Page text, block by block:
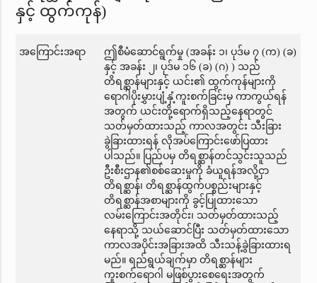
နှင့် ထွက်ကုန်)
အကြောင်းအရာ
ဤစီမံဆောင်ရွက်မှု (အခန်း ၁၊ ပုဒ်မ ၇ (က) (ခ)
နှင့် အခန်း ၂၊ ပုဒ်မ ၁၆ (ခ) (ဂ) ) သည်
တိရစ္ဆာန်များနှင့် ယင်း၏ ထွက်ကုန်များကို
ရောဂါပိုးမွှားပျံ့နှံ့ကူးစက်ခြင်းမှ ကာကွယ်ရန်
အတွက် ယင်းတို့ရောက်ရှိသည့်နေရာတွင်
သတ်မှတ်ထားသည့် ကာလအတွင်း သီးခြား
ခွဲခြားထားရန် လိုအပ်ကြောင်းဖော်ပြထား
ပါသည်။ ပြည်ပမှ တိရစ္ဆာန်တင်သွင်းသူသည်
ဦးစီးဌာန၏စစ်ဆေးမှုကို ခံယူရန်အလို့ငှာ
တိရစ္ဆာန်၊ တိရစ္ဆာန်ထွက်ပစ္စည်းများနှင့်
တိရစ္ဆာန်အစာများကို ခွင့်ပြုထားသော
လမ်းကြောင်းအတိုင်း၊ သတ်မှတ်ထားသည့်
နေရာသို့ သယ်ဆောင်ပြီး သတ်မှတ်ထားသော
ကာလအပိုင်းအခြားအထိ သီးသန့်ခွဲခြားထားရ
မည်။ ရည်ရွယ်ချက်မှာ တိရစ္ဆာန်များ
ကူးစက်ရောဂါ မဖြစ်ပွားစေရေးအတွက်